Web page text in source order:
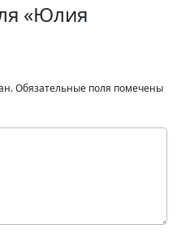
«Юлия
Обязательные поля помечены